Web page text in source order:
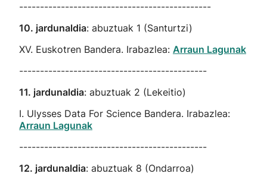
----------------------------------------------
10. jardunaldia: abuztuak 1 (Santurtzi)
XV. Euskotren Bandera. Irabazlea: Arraun Lagunak
---------------------------------------------
11. jardunaldia: abuztuak 2 (Lekeitio)
I. Ulysses Data For Science Bandera. Irabazlea:
Arraun Lagunak
---------------------------------------------
12. jardunaldia: abuztuak 8 (Ondarroa)